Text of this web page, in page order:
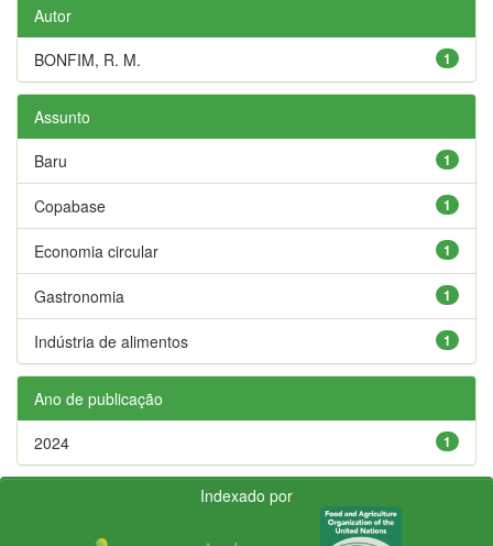
Autor
1
BONFIM, R. M.
Assunto
1
Baru
1
Copabase
1
Economia circular
1
Gastronomia
1
Indústria de alimentos
Ano de publicação
1
2024
Indexado por